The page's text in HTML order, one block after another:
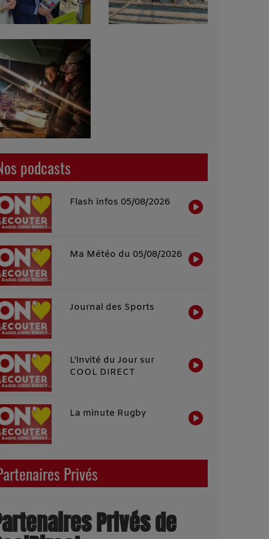
podcasts
Flash infos 05/08/2026
Ma Météo du 05/08/2026
Journal des Sports
L'invité du Jour sur
COOL DIRECT
La minute Rugby
Privés
Privés de